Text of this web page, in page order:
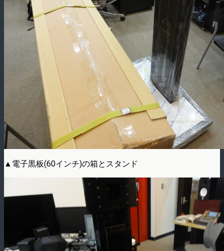
▲電子黒板(60インチ)の箱とスタンド